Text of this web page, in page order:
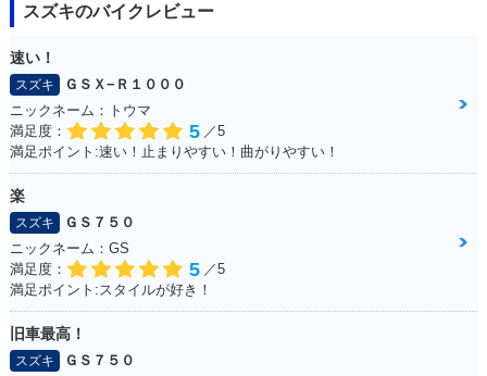
スズキのバイクレビュー
速い！
スズキ
ＧＳＸ−Ｒ１０００
ニックネーム：トウマ
満足度：
5 ／5
満足ポイント:速い！止まりやすい！曲がりやすい！
楽
スズキ
ＧＳ７５０
ニックネーム：GS
満足度：
5 ／5
満足ポイント:スタイルが好き！
旧車最高！
スズキ
ＧＳ７５０